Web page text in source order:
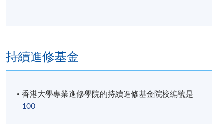
講授及教學活動
共 12 節, 每節 2.5 小時, 課時分配為：
持續進修基金
香港大學專業進修學院的持續進修基金院校編號是
100